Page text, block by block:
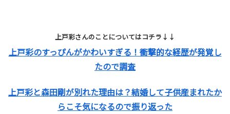
上戸彩さんのことについてはコチラ↓↓
上戸彩のすっぴんがかわいすぎる！衝撃的な経歴が発覚し
たので調査
上戸彩と森田剛が別れた理由は？結婚して子供産まれたか
らこそ気になるので振り返った